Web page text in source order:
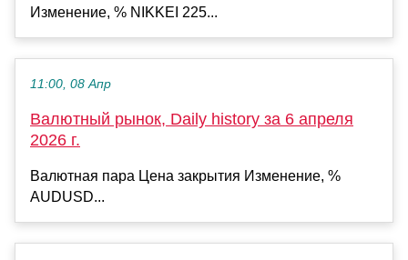
Изменение, % NIKKEI 225...
11:00, 08 Апр
Валютный рынок, Daily history за 6 апреля
2026 г.
Валютная пара Цена закрытия Изменение, %
AUDUSD...